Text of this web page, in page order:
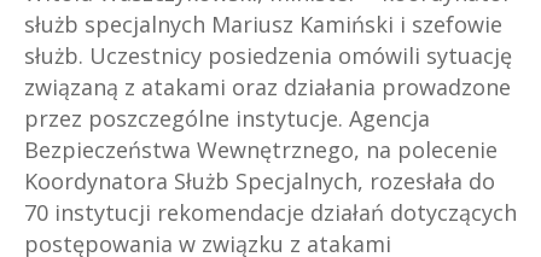
służb specjalnych Mariusz Kamiński i szefowie
służb. Uczestnicy posiedzenia omówili sytuację
związaną z atakami oraz działania prowadzone
przez poszczególne instytucje. Agencja
Bezpieczeństwa Wewnętrznego, na polecenie
Koordynatora Służb Specjalnych, rozesłała do
70 instytucji rekomendacje działań dotyczących
postępowania w związku z atakami